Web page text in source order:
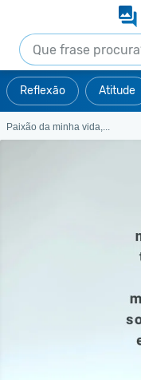
Reflexão Atitude
Paixão da minha vida,...